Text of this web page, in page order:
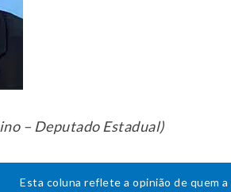
– Deputado Estadual)
Esta coluna reflete a opinião de quem a